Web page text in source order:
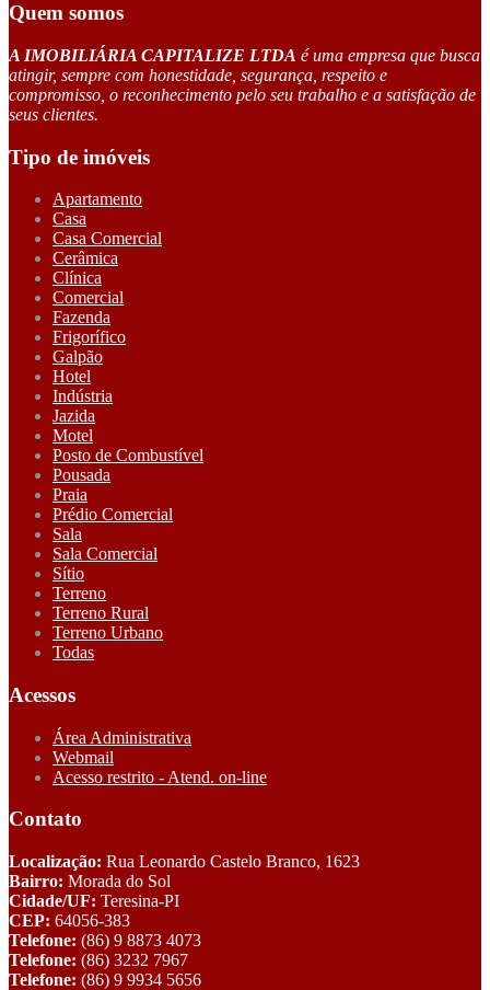
Quem somos
A IMOBILIÁRIA CAPITALIZE LTDA é uma empresa que busca
atingir, sempre com honestidade, segurança, respeito e
compromisso, o reconhecimento pelo seu trabalho e a satisfação de
seus clientes.
Tipo de imóveis
Apartamento
Casa
Casa Comercial
Cerâmica
Clínica
Comercial
Fazenda
Frigorífico
Galpão
Hotel
Indústria
Jazida
Motel
Posto de Combustível
Pousada
Praia
Prédio Comercial
Sala
Sala Comercial
Sítio
Terreno
Terreno Rural
Terreno Urbano
Todas
Acessos
Área Administrativa
Webmail
Acesso restrito - Atend. on-line
Contato
Localização: Rua Leonardo Castelo Branco, 1623
Bairro: Morada do Sol
Cidade/UF: Teresina-PI
CEP: 64056-383
Telefone: (86) 9 8873 4073
Telefone: (86) 3232 7967
Telefone: (86) 9 9934 5656